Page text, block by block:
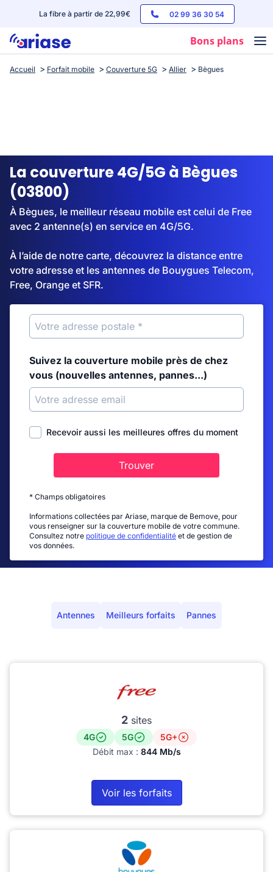
La fibre à partir de 22,99€ 02 99 36 30 54
Bons plans
Box internet
Streaming
Accueil Forfait mobile Couverture 5G Allier Bègues
La couverture 4G/5G à Bègues
(03800)
À Bègues, le meilleur réseau mobile est celui de Free
avec 2 antenne(s) en service en 4G/5G.
À l’aide de notre carte, découvrez la distance entre
votre adresse et les antennes de Bouygues Telecom,
Free, Orange et SFR.
Suivez la couverture mobile près de chez
vous (nouvelles antennes, pannes...)
Recevoir aussi les meilleures offres du moment
Trouver
* Champs obligatoires
Informations collectées par Ariase, marque de Bemove, pour
vous renseigner sur la couverture mobile de votre commune.
Consultez notre politique de confidentialité et de gestion de
vos données.
Antennes Meilleurs forfaits Pannes
2 sites
4G 5G
5G+
Débit max : 844 Mb/s
Voir les forfaits